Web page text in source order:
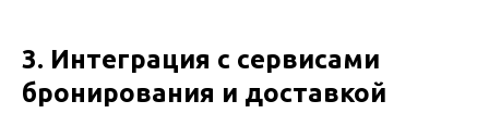
3. Интеграция с сервисами
бронирования и доставкой